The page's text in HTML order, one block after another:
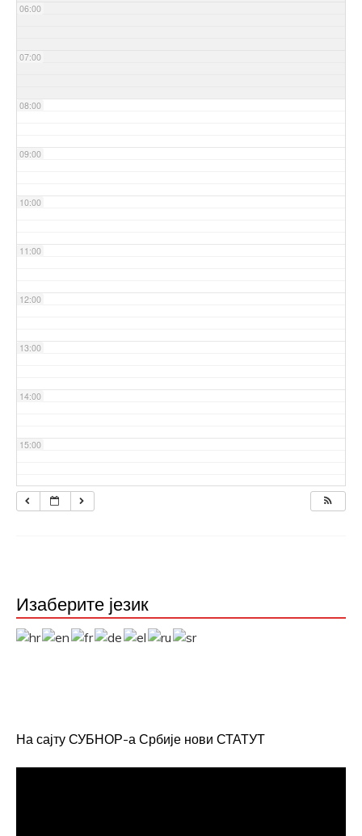
06:00
07:00
08:00
09:00
10:00
11:00
12:00
13:00
14:00
15:00
16:00
19:00
21:00
Изаберите језик
На сајту СУБНОР-а Србије нови СТАТУТ